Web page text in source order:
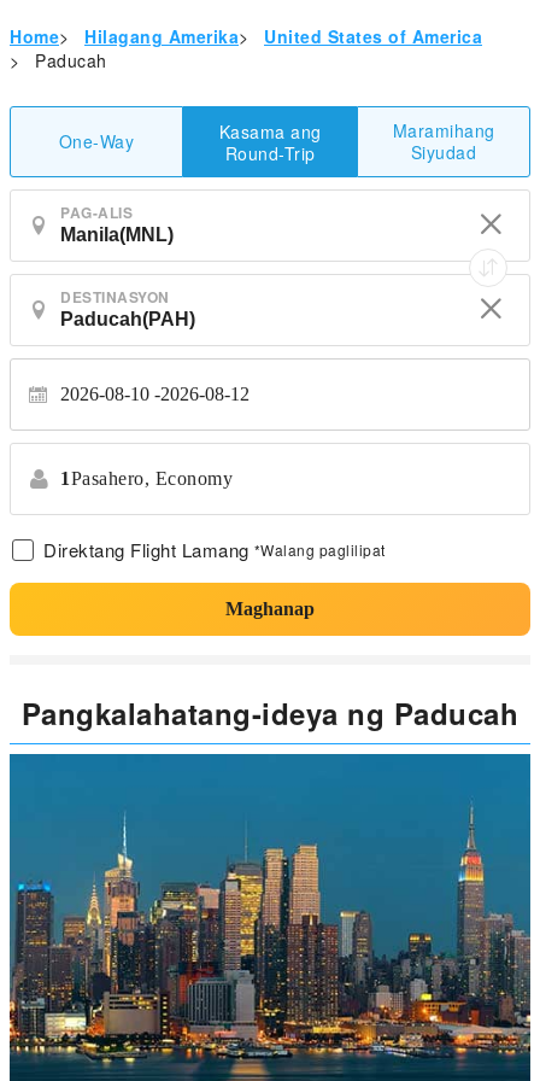
Home> Hilagang Amerika>
United States of America
>
Paducah
One-Way
Kasama ang
Round-Trip
Maramihang
Siyudad
PAG-ALIS
DESTINASYON
2026-08-10 2026-08-12
1Pasahero, Economy
Direktang Flight Lamang *Walang paglilipat
Maghanap
Pangkalahatang-ideya ng Paducah